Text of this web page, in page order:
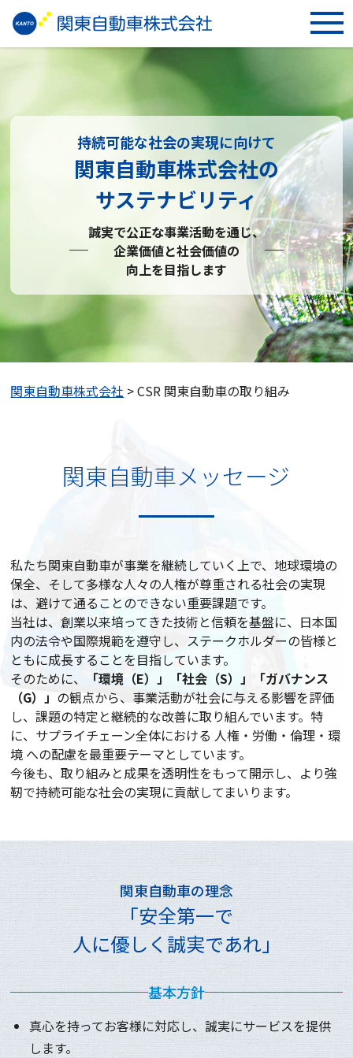
持続可能な社会の実現に向けて
関東自動車株式会社の
サステナビリティ
誠実で公正な事業活動を通じ、
企業価値と社会価値の
向上を目指します
関東自動車株式会社 >CSR 関東自動車の取り組み
関東自動車メッセージ
私たち関東自動車が事業を継続していく上で、地球環境の
保全、そして多様な人々の人権が尊重される社会の実現
は、避けて通ることのできない重要課題です。
当社は、創業以来培ってきた技術と信頼を基盤に、日本国
内の法令や国際規範を遵守し、ステークホルダーの皆様と
ともに成長することを目指しています。
そのために、
「環境（E）」「社会（S）」「ガバナンス
（G）」 の観点から、事業活動が社会に与える影響を評価
し、課題の特定と継続的な改善に取り組んでいます。特
に、サプライチェーン全体における 人権・労働・倫理・環
境 への配慮を最重要テーマとしています。
今後も、取り組みと成果を透明性をもって開示し、より強
靭で持続可能な社会の実現に貢献してまいります。
関東自動車の理念
「安全第一で
人に優しく誠実であれ」
基本方針
真心を持ってお客様に対応し、誠実にサービスを提供
します。